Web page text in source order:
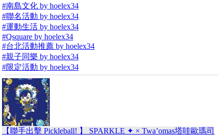
#南島文化 by hoelex34
#聯名活動 by hoelex34
#運動生活 by hoelex34
#Qsquare by hoelex34
#台北活動推薦 by hoelex34
#親子同樂 by hoelex34
#限定活動 by hoelex34
【聯手出擊 Pickleball! 】 SPARKLE ✦ × Twa’omas塔哇歐瑪司